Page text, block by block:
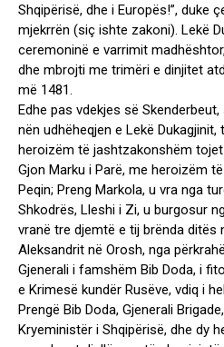
Shqipërisë, dhe i Europës!”, duke
mjekrrën (siç ishte zakoni). Lekë
ceremoninë e varrimit
dhe mbrojti me trimëri e dinjitet
më 1481.
Edhe pas vdekjes së
nën udhëheqjen e Lekë
heroizëm të jashtzakonshëm
Gjon Marku i Parë, me heroizëm
Peqin; Preng Markola, u vra nga
Shkodrës, Lleshi i Zi, u burgosur
vranë tre djemtë e tij brënda ditës
Aleksandrit në Orosh, nga
Gjenerali i famshëm Bib Doda, i
e Krimesë kundër Rusëve, vdiq i
Prengë Bib Doda, Gjenerali
Kryeministër i Shqipërisë, dhe dy